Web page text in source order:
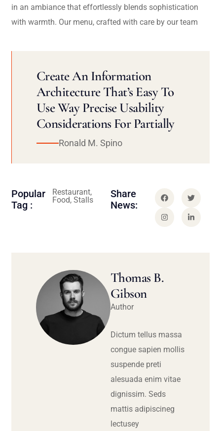
in an ambiance that effortlessly blends sophistication
with warmth. Our menu, crafted with care by our team
Create An Information
Architecture That’s Easy To
Use Way Precise Usability
Considerations For Partially
Ronald M. Spino
Popular
Tag :
Restaurant,
Food, Stalls
Share
News:
Thomas B.
Gibson
Author
Dictum tellus massa
congue sapien mollis
suspende preti
alesuada enim vitae
dignissim. Seds
mattis adipiscineg
lectusey